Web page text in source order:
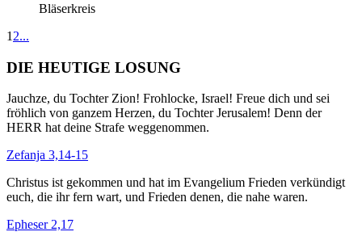
Bläserkreis
1 2...
DIE HEUTIGE LOSUNG
Jauchze, du Tochter Zion! Frohlocke, Israel! Freue dich und sei
fröhlich von ganzem Herzen, du Tochter Jerusalem! Denn der
HERR hat deine Strafe weggenommen.
Zefanja 3,14-15
Christus ist gekommen und hat im Evangelium Frieden verkündigt
euch, die ihr fern wart, und Frieden denen, die nahe waren.
Epheser 2,17